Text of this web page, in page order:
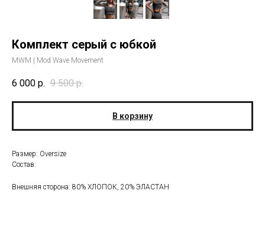
Комплект серый с юбкой
MWM | Mod Wave Movement
6 000 р. 9 500 р.
В корзину
Размер: Oversize
Состав:
Внешняя сторона: 80% ХЛОПОК, 20% ЭЛАСТАН